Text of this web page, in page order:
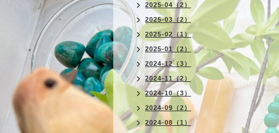
2025-04（2）
2025-03（2）
2025-02（1）
2025-01（2）
2024-12（3）
2024-11（2）
2024-10（3）
2024-09（2）
2024-08（1）